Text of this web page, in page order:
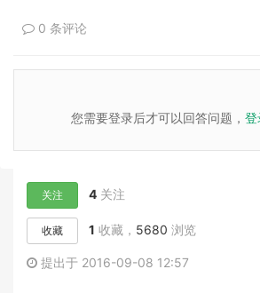
0 条评论
您需要登录后才可以回答问题， 登
关注 4 关注
收藏 1 收藏， 5680 浏览
提出于 2016-09-08 12:57